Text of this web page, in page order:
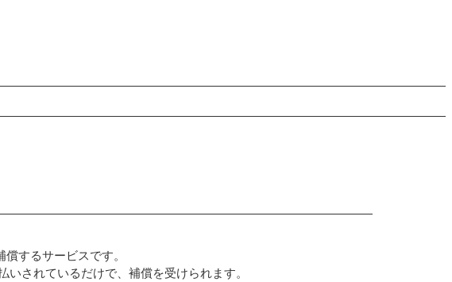
するサービスです。
されているだけで、補償を受けられます。